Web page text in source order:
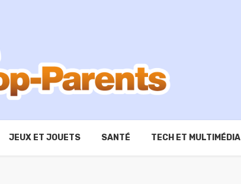
JEUX ET JOUETS SANTÉ TECH ET MULTIMÉDIA